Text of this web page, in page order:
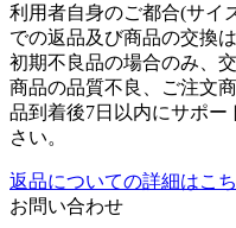
利用者自身のご都合(サイ
での返品及び商品の交換
初期不良品の場合のみ、
商品の品質不良、ご注文
品到着後7日以内にサポ
さい。
返品についての詳細はこ
お問い合わせ